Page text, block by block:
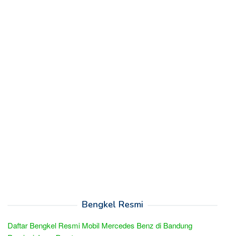
Bengkel Resmi
Daftar Bengkel Resmi Mobil Mercedes Benz di Bandung